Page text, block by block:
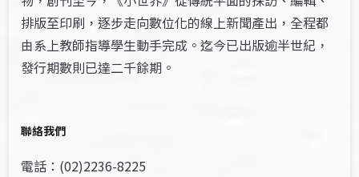
排版至印刷，逐步走向數位化的線上新聞產出，全程都
由系上教師指導學生動手完成。迄今已出版逾半世紀，
發行期數則已達二千餘期。
聯絡我們
電話：(02)2236-8225